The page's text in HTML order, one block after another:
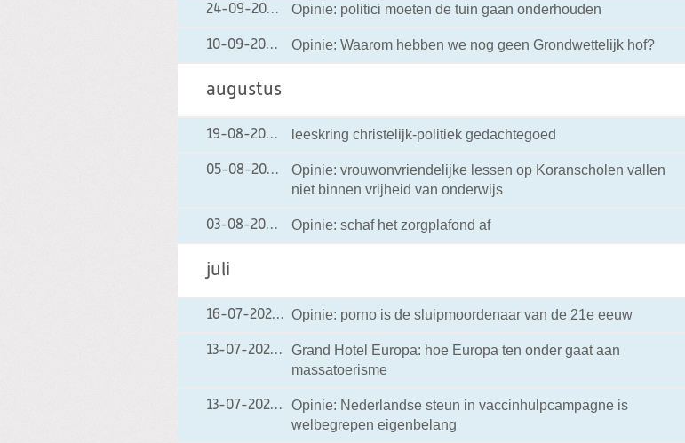
24-09-2021 24-09-2021 12:01
Opinie: politici moeten de tuin gaan onderhouden
10-09-2021 10-09-2021 21:29
Opinie: Waarom hebben we nog geen Grondwettelijk hof?
augustus
19-08-2021 19-08-2021 15:32
leeskring christelijk-politiek gedachtegoed
05-08-2021 05-08-2021 21:40
Opinie: vrouwonvriendelijke lessen op Koranscholen vallen
niet binnen vrijheid van onderwijs
03-08-2021 03-08-2021 18:09
Opinie: schaf het zorgplafond af
juli
16-07-202116-07-2021 08:40
Opinie: porno is de sluipmoordenaar van de 21e eeuw
13-07-202113-07-2021 17:42
Grand Hotel Europa: hoe Europa ten onder gaat aan
massatoerisme
13-07-202113-07-2021 11:44
Opinie: Nederlandse steun in vaccinhulpcampagne is
welbegrepen eigenbelang